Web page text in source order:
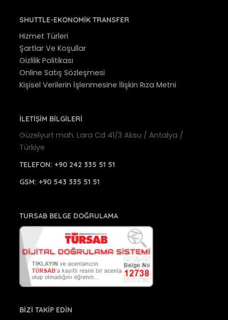
SHUTTLE-EKONOMIK TRANSFER
Hizmet Türleri
Şartlar Ve Koşullar
Gizlilik Politikası
Online Satış Sözleşmesi
Kişisel Verilerin İşlenmesine İlişkin Rıza Metni
İLETİŞİM BİLGİLERİ
Güzelyurt mah. Lara Cd 41/3 Aksu / Antalya /
Türkiye
TELEFON: +90 242 335 51 51
GSM: +90 543 335 51 51
TURSAB BELGE DOĞRULAMA
BİZİ TAKİP EDİN